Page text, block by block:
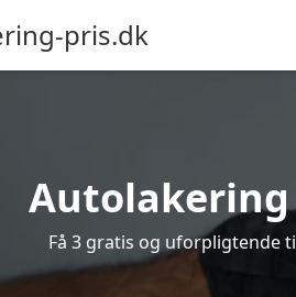
pris.dk
Autolakering
Få 3 gratis og uforpligtende